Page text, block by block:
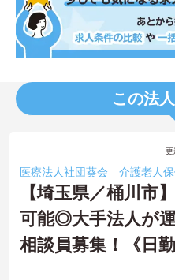
この法
医療法人社団葵会 介護老人保
【埼玉県／桶川市
可能◎大手法人が
相談員募集！《日勤